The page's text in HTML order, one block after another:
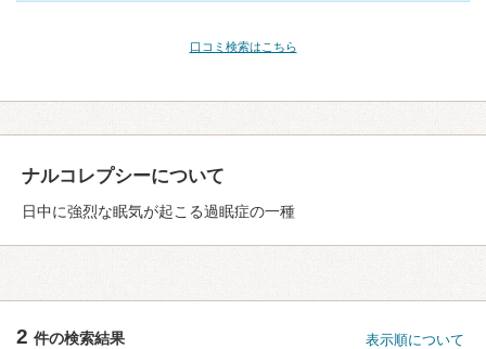
口コミ検索はこちら
ナルコレプシーについて
日中に強烈な眠気が起こる過眠症の一種
2 件の検索結果 表示順について